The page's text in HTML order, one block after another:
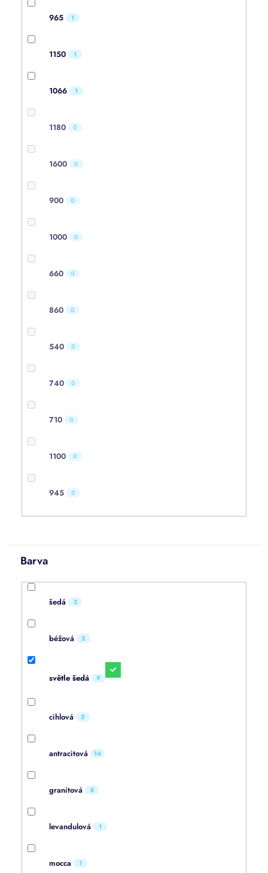
965 1
1150 1
1066 1
1180 0
1600 0
900 0
1000 0
660 0
860 0
540 0
740 0
710 0
1100 0
945 0
Barva
šedá 3
béžová 2
světle šedá 9
cihlová 2
antracitová 14
granitová 8
levandulová 1
mocca 1